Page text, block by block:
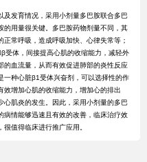
及发育情况，采用小剂量多巴胺联合多巴
的用量很关键。多巴胺药物剂量不同，其
常呼吸，造成呼吸加快、心律失常等；
受体，间接提高心肌的收缩能力，减轻外
的血流量，从而有效促进肺部的炎性反应
一种心脏β1受体兴奋剂，可以选择性的作
增加心肌的收缩能力，增加心的排出
心肌炎的发生。因此，采用小剂量的多巴
病情能够迅速且有效的改善，临床治疗效
值得临床进行推广应用。